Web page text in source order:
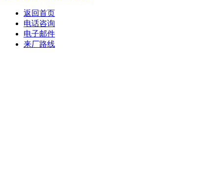
返回首页
电话咨询
电子邮件
来厂路线